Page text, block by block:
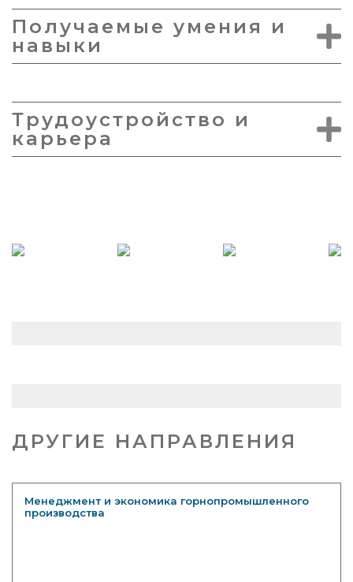
Получаемые умения и
навыки
Трудоустройство и
карьера
ДРУГИЕ НАПРАВЛЕНИЯ
Менеджмент и экономика горнопромышленного
производства